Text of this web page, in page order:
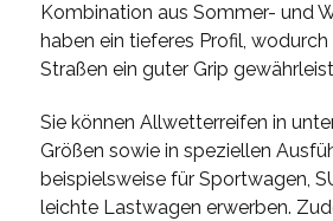
Kombination aus Sommer- und
haben ein tieferes Profil,
Straßen ein guter Grip
Sie können Allwetterreifen in
Größen sowie in speziellen
beispielsweise für Sportwagen,
leichte Lastwagen erwerben.